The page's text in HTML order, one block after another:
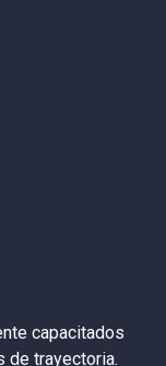
capacitados
de trayectoria.